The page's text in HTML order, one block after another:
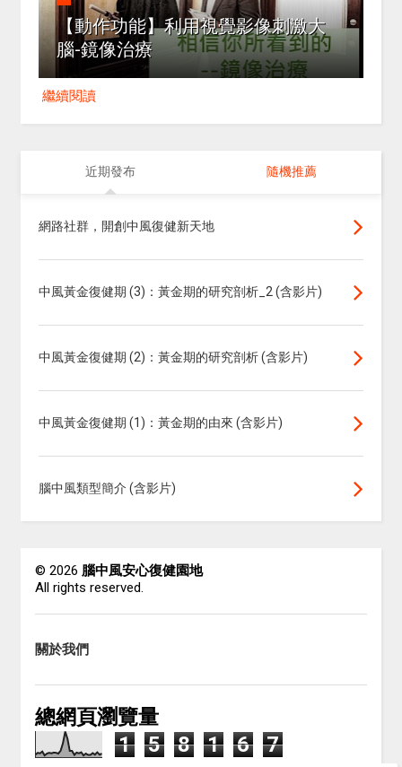
【動作功能】利用視覺影像刺激大
腦-鏡像治療
繼續閱讀
近期發布 隨機推薦
網路社群，開創中風復健新天地
中風黃金復健期 (3)：黃金期的研究剖析_2 (含影片)
中風黃金復健期 (2)：黃金期的研究剖析 (含影片)
中風黃金復健期 (1)：黃金期的由來 (含影片)
腦中風類型簡介 (含影片)
© 2026 腦中風安心復健園地
All rights reserved.
關於我們
總網頁瀏覽量
1 5 8 1 6 7